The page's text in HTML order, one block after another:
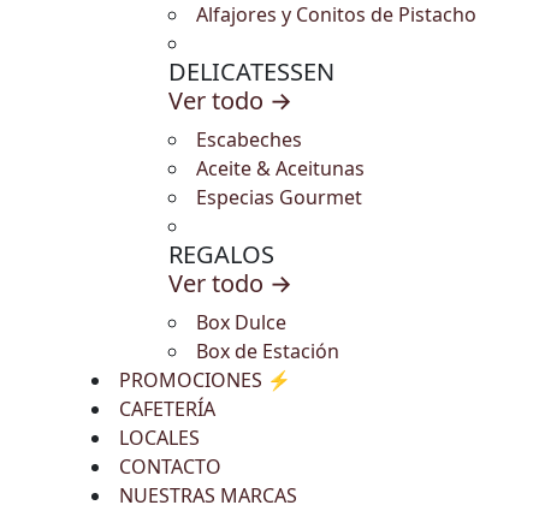
Alfajores y Conitos de Pistacho
DELICATESSEN
Ver todo →
Escabeches
Aceite & Aceitunas
Especias Gourmet
REGALOS
Ver todo →
Box Dulce
Box de Estación
PROMOCIONES ⚡
CAFETERÍA
LOCALES
CONTACTO
NUESTRAS MARCAS